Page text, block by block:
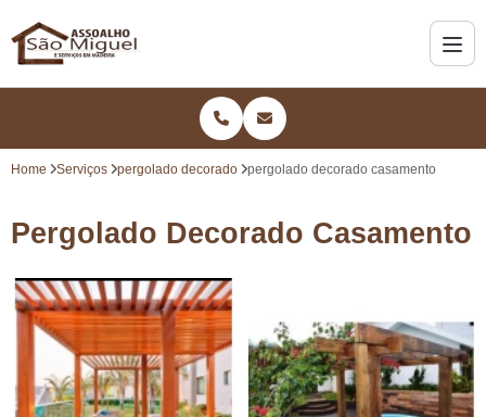
Home Serviços pergolado decorado pergolado decorado casamento
Pergolado Decorado Casamento